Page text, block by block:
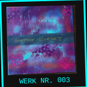
WERK NR. 003